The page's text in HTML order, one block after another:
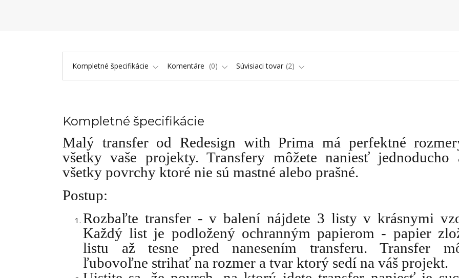
Kompletné špecifikácie Komentáre 0 Súvisiaci tovar 2
Kompletné špecifikácie
Malý transfer od Redesign with Prima má perfektné
všetky vaše projekty. Transfery môžete naniesť jednoducho
všetky povrchy ktoré nie sú mastné alebo prašné.
Postup:
Rozbaľte transfer - v balení nájdete 3 listy v krásnymi
Každý list je podložený ochranným papierom - papier
listu až tesne pred nanesením transferu. Transfer
ľubovoľne strihať na rozmer a tvar ktorý sedí na váš projekt.